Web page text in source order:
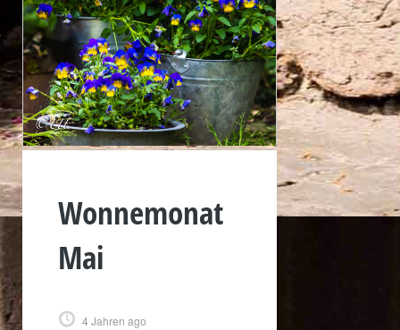
Wonnemonat
Mai
4 Jahren ago